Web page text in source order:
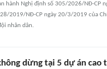
hành Nghị định số 305/2026/NĐ-CP
2019/NĐ-CP ngày 20/3/2019 của
nhân dân.
dừng tại 5 dự án cao